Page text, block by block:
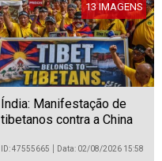
13 IMAGENS
Índia: Manifestação de
tibetanos contra a China
ID: 47555665 Data: 02/08/2026 15:58